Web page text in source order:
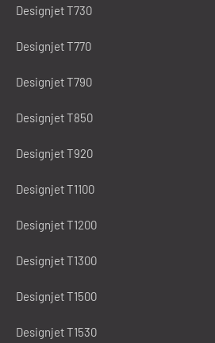
Designjet T730
Designjet T770
Designjet T790
Designjet T850
Designjet T920
Designjet T1100
Designjet T1200
Designjet T1300
Designjet T1500
Designjet T1530